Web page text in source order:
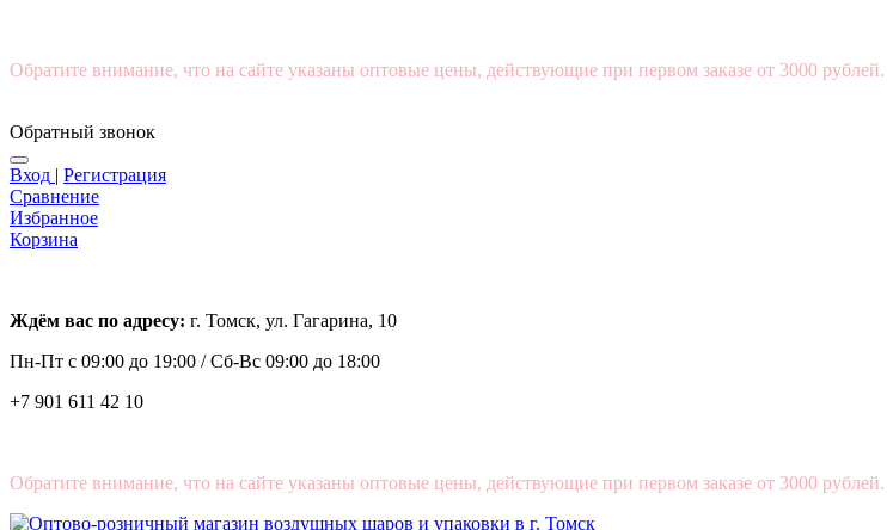
Обратите внимание, что на сайте указаны оптовые цены, действующие при первом заказе от 3000 рублей.
Обратный звонок
Вход | Регистрация
Сравнение
Избранное
Корзина
Ждём вас по адресу: г. Томск, ул. Гагарина, 10
Пн-Пт с 09:00 до 19:00 /Сб-Вс 09:00 до 18:00
+7 901 611 42 10
Обратите внимание, что на сайте указаны оптовые цены, действующие при первом заказе от 3000 рублей.